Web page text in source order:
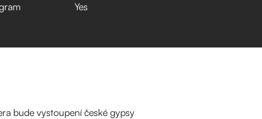
Yes
bude vystoupení české gypsy